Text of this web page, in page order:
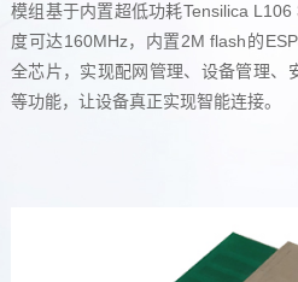
模组基于内置超低功耗Tensilica
度可达160MHz，内置2M flash的
全芯片，实现配网管理、设备管理、
等功能，让设备真正实现智能连接。